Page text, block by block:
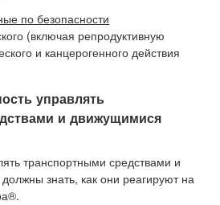
по безопасности
(включая репродуктивную
и канцерогенного действия
управлять
и движущимися
транспортными средствами и
знать, как они реагируют на